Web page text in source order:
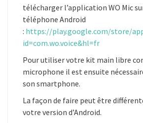
télécharger l’application WO Mic
téléphone Android
: https://play.google.com/store/
id=com.wo.voice&hl=fr
Pour utiliser votre kit main libre
microphone il est ensuite
son smartphone.
La façon de faire peut être
votre version d’Android.